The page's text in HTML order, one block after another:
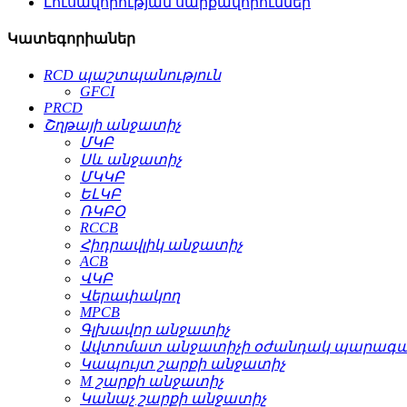
Կատեգորիաներ
RCD պաշտպանություն
GFCI
PRCD
Շղթայի անջատիչ
ՄԿԲ
Սև անջատիչ
ՄԿԿԲ
ԵԼԿԲ
ՌԿԲՕ
RCCB
Հիդրավլիկ անջատիչ
ACB
ՎԿԲ
Վերափակող
MPCB
Գլխավոր անջատիչ
Ավտոմատ անջատիչի օժանդակ
Կապույտ շարքի անջատիչ
M շարքի անջատիչ
Կանաչ շարքի անջատիչ